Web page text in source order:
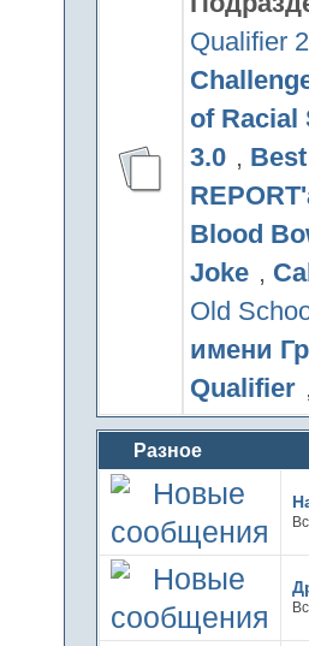
Qualifier
of Racial
3.0 ,
Blood
Joke ,
Old
имени
Qualifier
Разное